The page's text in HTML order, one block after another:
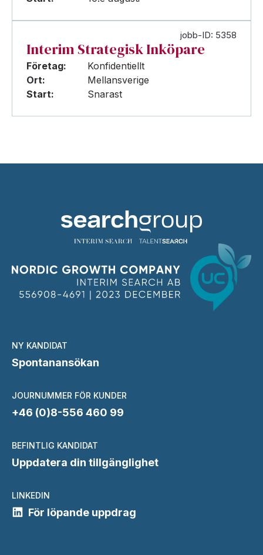
jobb-ID: 5358
Interim Strategisk Inköpare
Företag:
Konfidentiellt
Ort:
Mellansverige
Start:
Snarast
NY KANDIDAT
Spontanansökan
JOURNUMMER FÖR KUNDER
+46 (0)8-556 460 99
BEFINTLIG KANDIDAT
Uppdatera din tillgänglighet
LINKEDIN
För löpande uppdrag